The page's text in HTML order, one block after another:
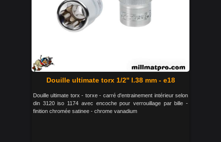
Douille ultimate torx 1/2'' l.38 mm - e18
Douille ultimate torx - torxe - carré d'entrainement intérieur selon
din 3120 iso 1174 avec encoche pour verrouillage par bille -
finition chromée satinee - chrome vanadium